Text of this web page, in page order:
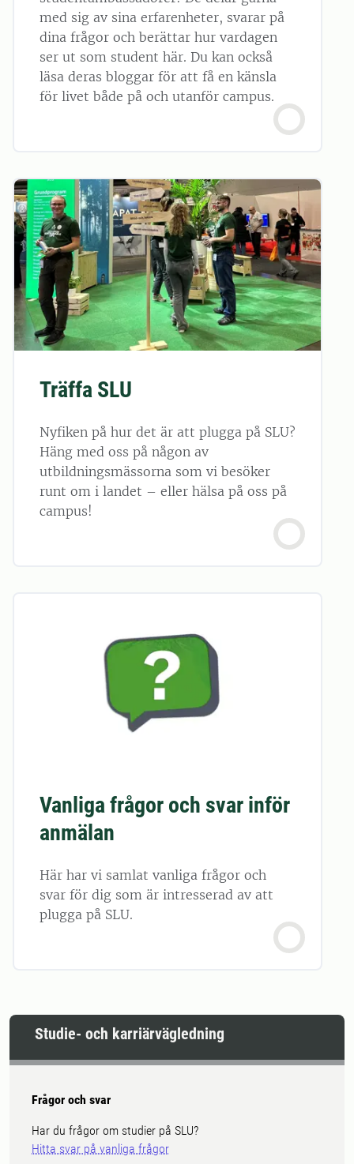
med sig av sina erfarenheter, svarar på
dina frågor och berättar hur vardagen
ser ut som student här. Du kan också
läsa deras bloggar för att få en känsla
för livet både på och utanför campus.
Träffa SLU
Nyfiken på hur det är att plugga på SLU?
Häng med oss på någon av
utbildningsmässorna som vi besöker
runt om i landet – eller hälsa på oss på
campus!
Vanliga frågor och svar inför
anmälan
Här har vi samlat vanliga frågor och
svar för dig som är intresserad av att
plugga på SLU.
Studie- och karriärvägledning
Frågor och svar
Har du frågor om studier på SLU?
Hitta svar på vanliga frågor